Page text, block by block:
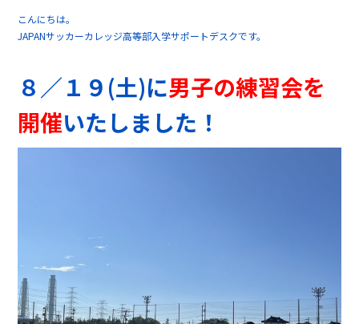
こんにちは。
JAPANサッカーカレッジ高等部入学サポートデスクです。
８／１９(土)に男子の練習会を
開催いたしました！